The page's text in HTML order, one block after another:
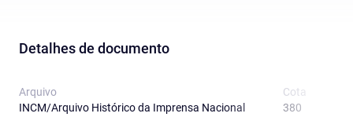
Detalhes de documento
Arquivo
INCM/Arquivo Histórico da Imprensa Nacional
Cota
380